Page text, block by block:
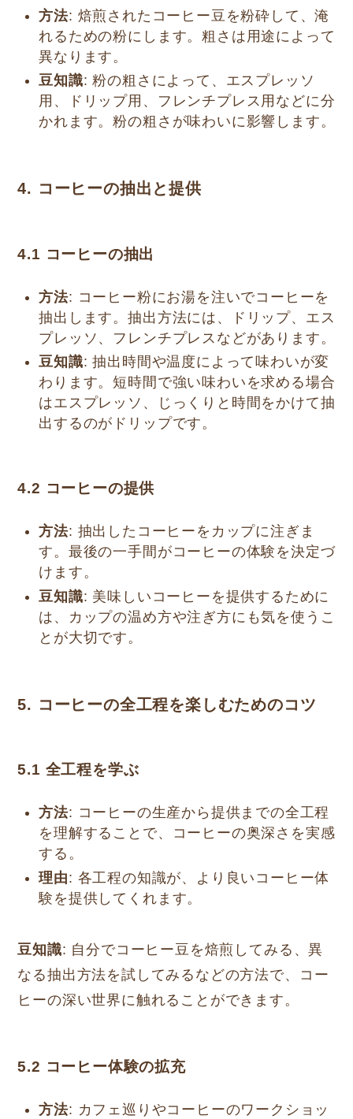
方法: 焙煎されたコーヒー豆を粉砕して、淹
れるための粉にします。粗さは用途によって
異なります。
豆知識: 粉の粗さによって、エスプレッソ
用、ドリップ用、フレンチプレス用などに分
かれます。粉の粗さが味わいに影響します。
4. コーヒーの抽出と提供
4.1 コーヒーの抽出
方法: コーヒー粉にお湯を注いでコーヒーを
抽出します。抽出方法には、ドリップ、エス
プレッソ、フレンチプレスなどがあります。
豆知識: 抽出時間や温度によって味わいが変
わります。短時間で強い味わいを求める場合
はエスプレッソ、じっくりと時間をかけて抽
出するのがドリップです。
4.2 コーヒーの提供
方法: 抽出したコーヒーをカップに注ぎま
す。最後の一手間がコーヒーの体験を決定づ
けます。
豆知識: 美味しいコーヒーを提供するために
は、カップの温め方や注ぎ方にも気を使うこ
とが大切です。
5. コーヒーの全工程を楽しむためのコツ
5.1 全工程を学ぶ
方法: コーヒーの生産から提供までの全工程
を理解することで、コーヒーの奥深さを実感
する。
理由: 各工程の知識が、より良いコーヒー体
験を提供してくれます。
豆知識: 自分でコーヒー豆を焙煎してみる、異
なる抽出方法を試してみるなどの方法で、コー
ヒーの深い世界に触れることができます。
5.2 コーヒー体験の拡充
方法: カフェ巡りやコーヒーのワークショッ